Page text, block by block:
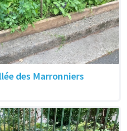
des Marronniers